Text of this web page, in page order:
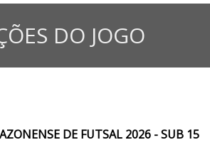
DO JOGO
DE FUTSAL 2026 - SUB 15